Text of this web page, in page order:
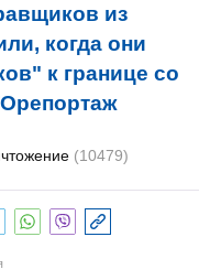
из
когда они
к границе со
(10479)